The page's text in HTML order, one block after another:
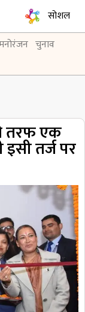
सोशल
चुनाव
तरफ एक
तर्ज पर